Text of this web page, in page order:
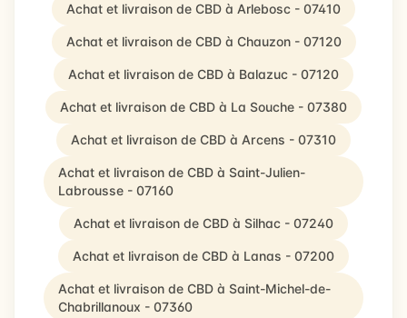
Achat et livraison de CBD à Arlebosc - 07410
Achat et livraison de CBD à Chauzon - 07120
Achat et livraison de CBD à Balazuc - 07120
Achat et livraison de CBD à La Souche - 07380
Achat et livraison de CBD à Arcens - 07310
Achat et livraison de CBD à Saint-Julien-
Labrousse - 07160
Achat et livraison de CBD à Silhac - 07240
Achat et livraison de CBD à Lanas - 07200
Achat et livraison de CBD à Saint-Michel-de-
Chabrillanoux - 07360